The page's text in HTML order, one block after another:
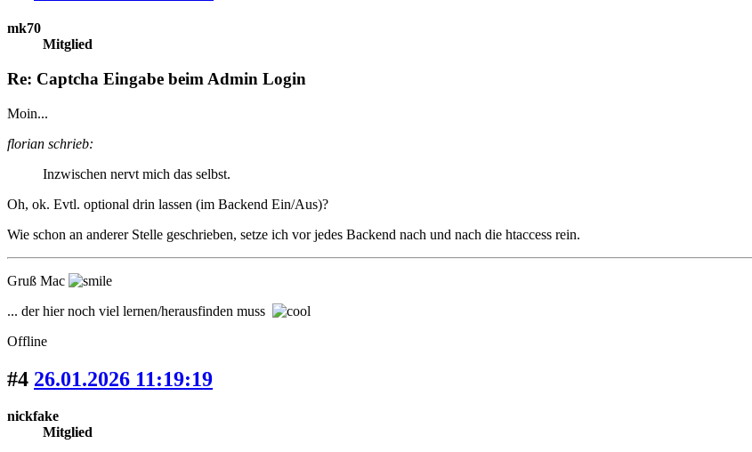
mk70
Mitglied
Re: Captcha Eingabe beim Admin Login
Moin...
florian schrieb:
Inzwischen nervt mich das selbst.
Oh, ok. Evtl. optional drin lassen (im Backend Ein/Aus)?
Wie schon an anderer Stelle geschrieben, setze ich vor jedes Backend nach und nach die htaccess rein.
Gruß Mac
... der hier noch viel lernen/herausfinden muss
Offline
#4 26.01.2026 11:19:19
nickfake
Mitglied